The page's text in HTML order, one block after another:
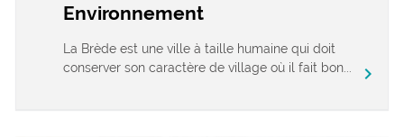
Environnement
La Brède est une ville à taille humaine qui doit
conserver son caractère de village où il fait bon...
chevron_right